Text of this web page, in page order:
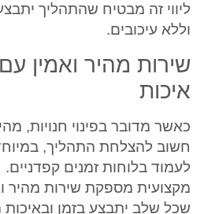
ליווי זה מבטיח שהתהליך
וללא עיכובים.
שירות מהיר ואמין
איכות
כאשר מדובר בפינוי חנויות,
חשוב להצלחת התהליך,
לעמוד בלוחות זמנים קפדניים.
מקצועית מספקת שירות מהיר
שכל שלב יתבצע בזמן ובאיכות